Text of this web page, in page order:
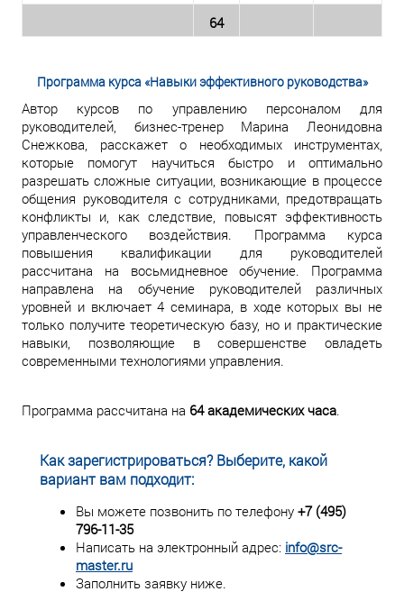
64
Программа курса «Навыки эффективного руководства»
Автор курсов по управлению персоналом для
руководителей, бизнес-тренер Марина Леонидовна
Снежкова, расскажет о необходимых инструментах,
которые помогут научиться быстро и оптимально
разрешать сложные ситуации, возникающие в процессе
общения руководителя с сотрудниками, предотвращать
конфликты и, как следствие, повысят эффективность
управленческого воздействия. Программа курса
повышения квалификации для руководителей
рассчитана на восьмидневное обучение. Программа
направлена на обучение руководителей различных
уровней и включает 4 семинара, в ходе которых вы не
только получите теоретическую базу, но и практические
навыки, позволяющие в совершенстве овладеть
современными технологиями управления.
Программа рассчитана на 64 академических часа.
Как зарегистрироваться? Выберите, какой
вариант вам подходит:
Вы можете позвонить по телефону +7 (495)
796-11-35
Написать на электронный адрес: info@src-
master.ru
Заполнить заявку ниже.